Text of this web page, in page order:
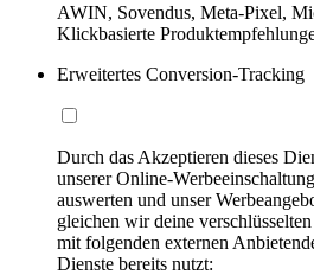
AWIN, Sovendus, Meta-Pixel,
Klickbasierte
Erweitertes Conversion-Tracking
Durch das Akzeptieren dieses
unserer Online-
auswerten und unser
gleichen wir deine
mit folgenden externen
Dienste bereits nutzt: